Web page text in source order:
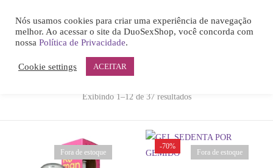
LOGIN
Remember me
Exibindo 1–12 de 37 resultados
Fora de estoque
-70%
Fora de estoque
Nós usamos cookies para criar uma experiência de navegação
melhor. Ao acessar o site da DuoSexShop, você concorda com
nossa Política de Privacidade.
Cookie settings ACEITAR